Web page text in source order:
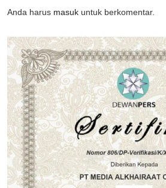
Anda harus masuk untuk berkomentar.